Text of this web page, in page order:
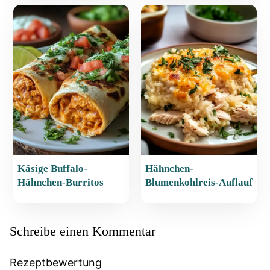
Käsige Buffalo-
Hähnchen-Burritos
Hähnchen-
Blumenkohlreis-Auflauf
Schreibe einen Kommentar
Rezeptbewertung